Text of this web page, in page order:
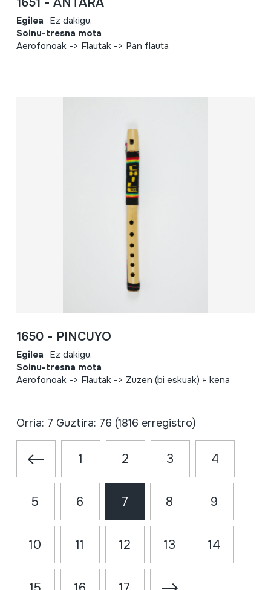
Egilea Ez dakigu.
Soinu-tresna mota
Aerofonoak -> Flautak -> Pan flauta
1650 - PINCUYO
Egilea Ez dakigu.
Soinu-tresna mota
Aerofonoak -> Flautak -> Zuzen (bi eskuak) + kena
Orria: 7 Guztira: 76 (1816 erregistro)
1 2 3 4
5 6 7 8 9
10 11 12 13 14